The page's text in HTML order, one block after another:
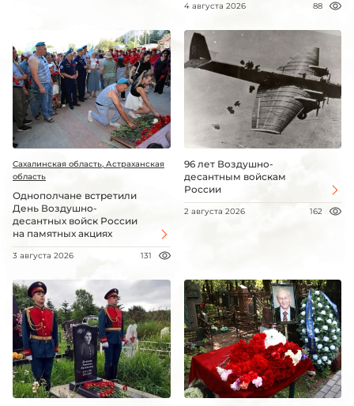
4 августа 2026 88
Сахалинская область, Астраханская
область
Однополчане встретили
День Воздушно-
десантных войск России
на памятных акциях
3 августа 2026 131
96 лет Воздушно-
десантным войскам
России
2 августа 2026 162